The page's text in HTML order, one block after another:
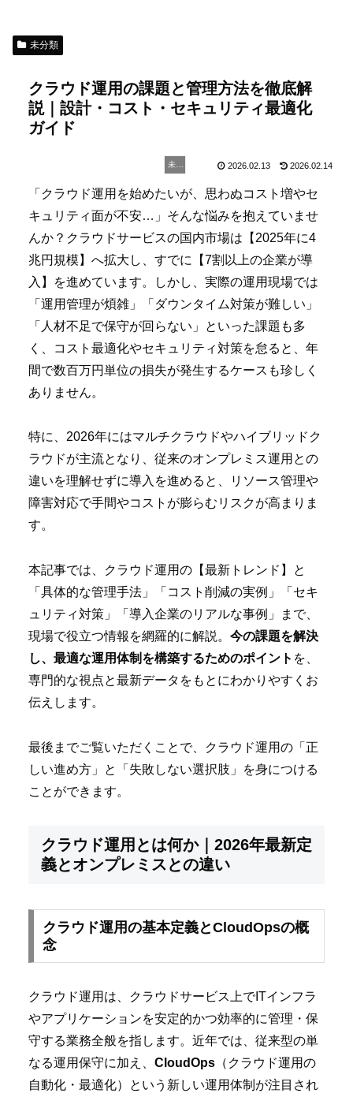
未分類
クラウド運用の課題と管理方法を徹底解
説｜設計・コスト・セキュリティ最適化
ガイド
2026.02.13 2026.02.14
「クラウド運用を始めたいが、思わぬコスト増やセ
キュリティ面が不安…」そんな悩みを抱えていませ
んか？クラウドサービスの国内市場は【2025年に4
兆円規模】へ拡大し、すでに【7割以上の企業が導
入】を進めています。しかし、実際の運用現場では
「運用管理が煩雑」「ダウンタイム対策が難しい」
「人材不足で保守が回らない」といった課題も多
く、コスト最適化やセキュリティ対策を怠ると、年
間で数百万円単位の損失が発生するケースも珍しく
ありません。
特に、2026年にはマルチクラウドやハイブリッドク
ラウドが主流となり、従来のオンプレミス運用との
違いを理解せずに導入を進めると、リソース管理や
障害対応で手間やコストが膨らむリスクが高まりま
す。
本記事では、クラウド運用の【最新トレンド】と
「具体的な管理手法」「コスト削減の実例」「セキ
ュリティ対策」「導入企業のリアルな事例」まで、
現場で役立つ情報を網羅的に解説。 今の課題を解決
し、最適な運用体制を構築するためのポイント を、
専門的な視点と最新データをもとにわかりやすくお
伝えします。
最後までご覧いただくことで、クラウド運用の「正
しい進め方」と「失敗しない選択肢」を身につける
ことができます。
クラウド運用とは何か｜2026年最新定
義とオンプレミスとの違い
クラウド運用の基本定義とCloudOpsの概
念
クラウド運用は、クラウドサービス上でITインフラ
やアプリケーションを安定的かつ効率的に管理・保
守する業務全般を指します。近年では、従来型の単
なる運用保守に加え、 CloudOps （クラウド運用の
自動化・最適化）という新しい運用体制が注目され